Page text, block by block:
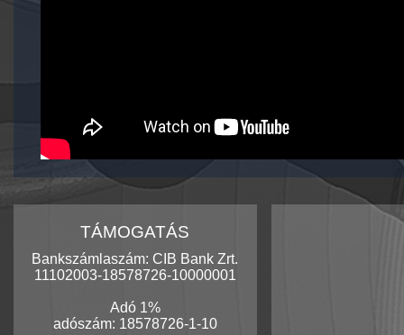
TÁMOGATÁS
Bankszámlaszám: CIB Bank Zrt.
11102003-18578726-10000001
Adó 1%
adószám: 18578726-1-10